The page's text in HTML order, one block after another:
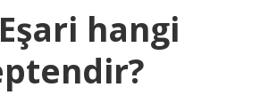
hangi